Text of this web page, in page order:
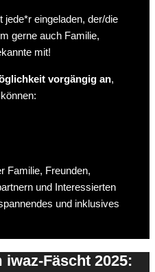
jede*r eingeladen, der/die
gerne auch Familie,
mit!
vorgängig an,
Familie, Freunden,
und Interessierten
und inklusives
Fäscht 2025: